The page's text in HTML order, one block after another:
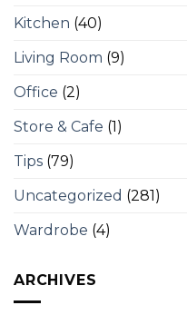
Kitchen (40)
Living Room (9)
Office (2)
Store & Cafe (1)
Tips (79)
Uncategorized (281)
Wardrobe (4)
ARCHIVES